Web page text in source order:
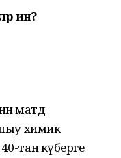
инә?
матдә
химик
тан күберәге